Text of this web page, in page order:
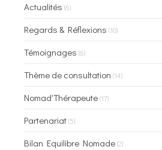
Actualités (6)
Regards & Réflexions (10)
Témoignages (6)
Thème de consultation (14)
Nomad'Thérapeute(17)
Partenariat(5)
Bilan Equilibre Nomade(2)